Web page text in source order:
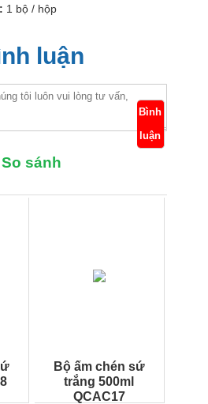
1 bộ / hộp
luận
Bình
luận
So sánh
Bộ ấm chén sứ
trắng 500ml
QCAC17